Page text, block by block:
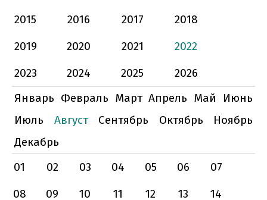
2015
2016 2017
2018
2019
2020 2021
2022
2023
2024 2025
2026
Январь Февраль Март Апрель Май
Июнь
Июль
Август Сентябрь Октябрь
Ноябрь
Декабрь
01
02 03 04 05 06
07
08
09 10 11 12 13
14